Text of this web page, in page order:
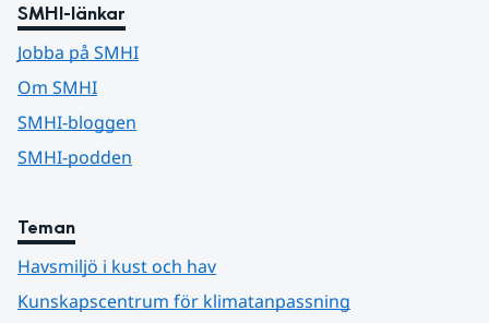
SMHI-länkar
Jobba på SMHI
Om SMHI
SMHI-bloggen
SMHI-podden
Teman
Havsmiljö i kust och hav
Kunskapscentrum för klimatanpassning